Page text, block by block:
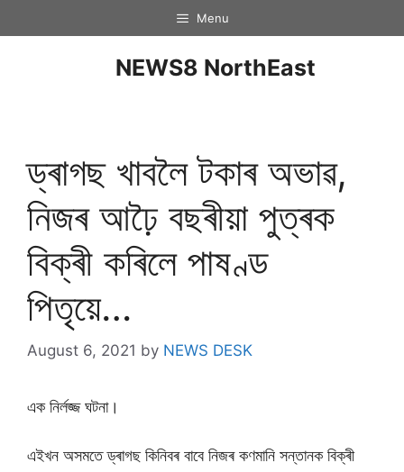
Menu
NEWS8 NorthEast
ড্ৰাগছ খাবলৈ টকাৰ অভাৱ,
নিজৰ আঢ়ৈ বছৰীয়া পুত্ৰক
বিক্ৰী কৰিলে পাষণ্ড
পিতৃয়ে…
August 6, 2021 by NEWS DESK
এক নিৰ্লজ্জ ঘটনা।
এইখন অসমতে ড্ৰাগছ কিনিবৰ বাবে নিজৰ কণমানি সন্তানক বিক্ৰী